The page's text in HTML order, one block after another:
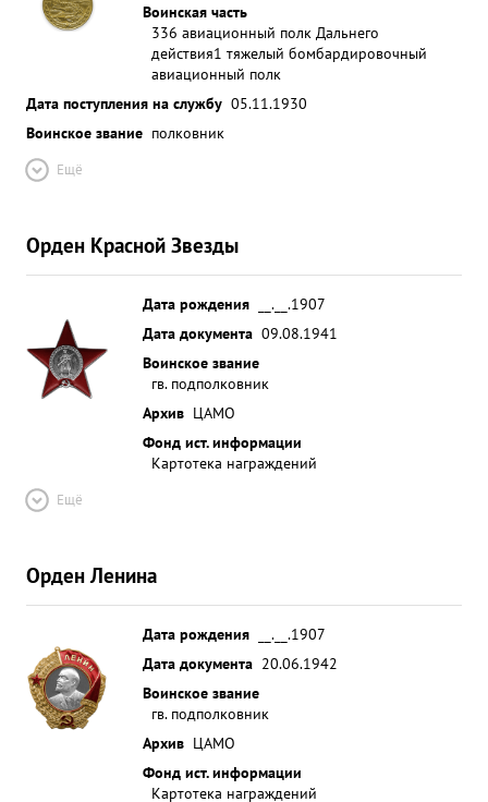
Воинская часть
336 авиационный полк Дальнего
действия1 тяжелый бомбардировочный
авиационный полк
Дата поступления на службу 05.11.1930
Воинское звание полковник
Ещё
Орден Красной Звезды
Дата рождения
__.__.1907
Дата документа 09.08.1941
Воинское звание
гв. подполковник
Архив ЦАМО
Фонд ист. информации
Картотека награждений
Ещё
Орден Ленина
Дата рождения
__.__.1907
Дата документа 20.06.1942
Воинское звание
гв. подполковник
Архив ЦАМО
Фонд ист. информации
Картотека награждений